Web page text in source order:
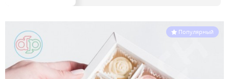
Популярный